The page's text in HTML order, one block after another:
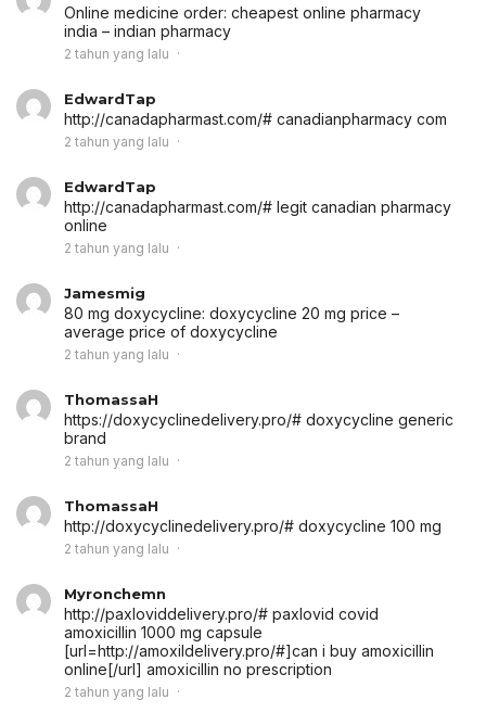
Online medicine order: cheapest online pharmacy
india – indian pharmacy
2 tahun yang lalu
EdwardTap
http://canadapharmast.com/# canadianpharmacy com
2 tahun yang lalu
EdwardTap
http://canadapharmast.com/# legit canadian pharmacy
online
2 tahun yang lalu
Jamesmig
80 mg doxycycline: doxycycline 20 mg price –
average price of doxycycline
2 tahun yang lalu
ThomassaH
https://doxycyclinedelivery.pro/# doxycycline generic
brand
2 tahun yang lalu
ThomassaH
http://doxycyclinedelivery.pro/# doxycycline 100 mg
2 tahun yang lalu
Myronchemn
http://paxloviddelivery.pro/# paxlovid covid
amoxicillin 1000 mg capsule
[url=http://amoxildelivery.pro/#]can i buy amoxicillin
online[/url] amoxicillin no prescription
2 tahun yang lalu